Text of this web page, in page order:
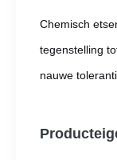
Chemisch
tegenstelling
nauwe